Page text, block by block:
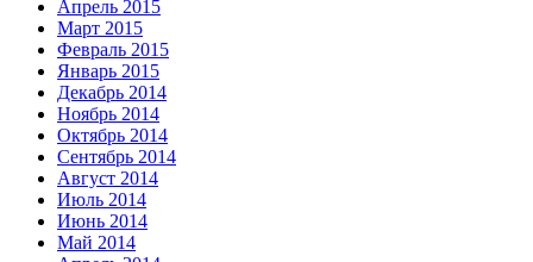
Апрель 2015
Март 2015
Февраль 2015
Январь 2015
Декабрь 2014
Ноябрь 2014
Октябрь 2014
Сентябрь 2014
Август 2014
Июль 2014
Июнь 2014
Май 2014